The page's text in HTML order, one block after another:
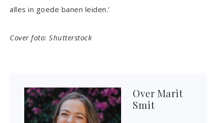
alles in goede banen leiden.’
Cover foto: Shutterstock
Over Marit
Smit